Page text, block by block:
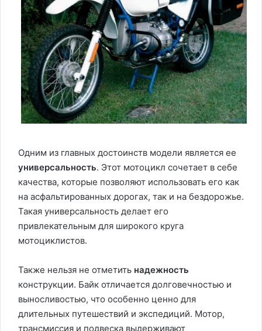
Одним из главных достоинств модели является ее
универсальность. Этот мотоцикл сочетает в себе
качества, которые позволяют использовать его как
на асфальтированных дорогах, так и на бездорожье.
Такая универсальность делает его
привлекательным для широкого круга
мотоциклистов.
Также нельзя не отметить надежность
конструкции. Байк отличается долговечностью и
выносливостью, что особенно ценно для
длительных путешествий и экспедиций. Мотор,
трансмиссия и подвеска выдерживают